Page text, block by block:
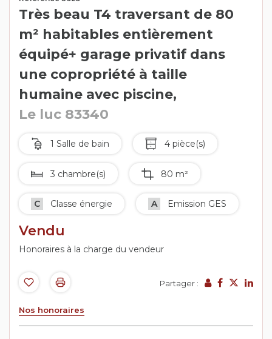
Très beau T4 traversant de 80
m² habitables entièrement
équipé+ garage privatif dans
une copropriété à taille
humaine avec piscine,
Le luc 83340
1 Salle de bain 4 pièce(s)
3 chambre(s) 80 m²
C Classe énergie A Emission GES
Vendu
Honoraires à la charge du vendeur
Partager :
Nos honoraires